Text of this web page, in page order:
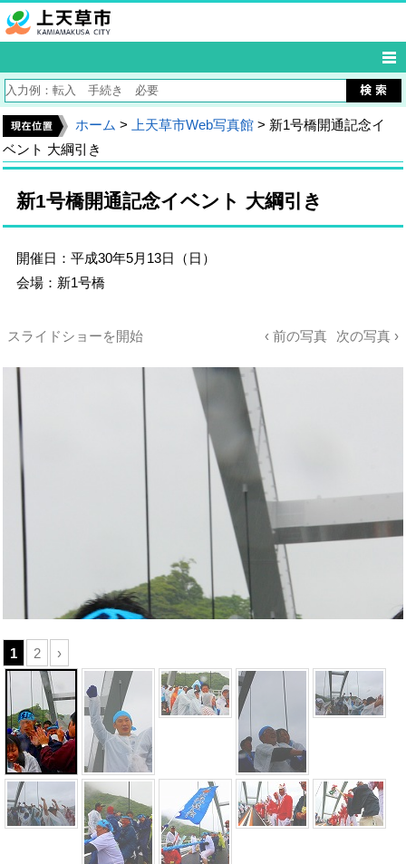
ホーム > 上天草市Web写真館 > 新1号橋開通記念イ
ベント 大綱引き
新1号橋開通記念イベント 大綱引き
開催日：平成30年5月13日（日）
会場：新1号橋
スライドショーを開始 ‹ 前の写真 次の写真 ›
1 2 ›